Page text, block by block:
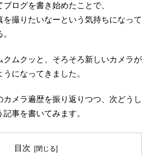
ログを書き始めたことで、
を撮りたいなーという気持ちになって
クムクッと、そろそろ新しいカメラが
になってきました。
カメラ遍歴を振り返りつつ、次どうし
事を書いてみます。
目次